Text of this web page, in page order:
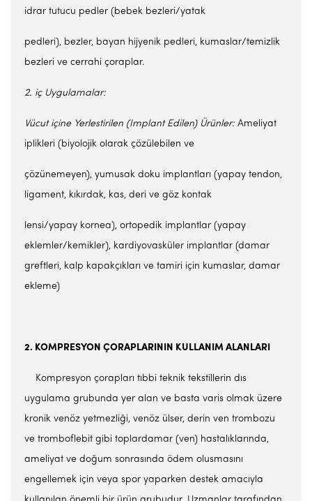
idrar tutucu pedler (bebek bezleri/yatak
pedleri), bezler, bayan hijyenik pedleri, kumaslar/temizlik
bezleri ve cerrahi çoraplar.
2. iç Uygulamalar:
Vücut içine Yerlestirilen (Implant Edilen) Ürünler: Ameliyat
iplikleri (biyolojik olarak çözülebilen ve
çözünemeyen), yumusak doku implantları (yapay tendon,
ligament, kıkırdak, kas, deri ve göz kontak
lensi/yapay kornea), ortopedik implantlar (yapay
eklemler/kemikler), kardiyovasküler implantlar (damar
greftleri, kalp kapakçıkları ve tamiri için kumaslar, damar
ekleme)
2. KOMPRESYON ÇORAPLARININ KULLANIM ALANLARI
Kompresyon çorapları tıbbi teknik tekstillerin dıs
uygulama grubunda yer alan ve basta varis olmak üzere
kronik venöz yetmezliği, venöz ülser, derin ven trombozu
ve tromboflebit gibi toplardamar (ven) hastalıklarında,
ameliyat ve doğum sonrasında ödem olusmasını
engellemek için veya spor yaparken destek amacıyla